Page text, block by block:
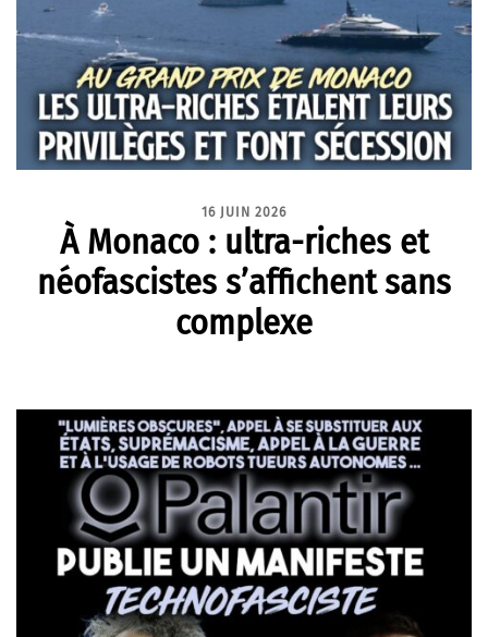
16 JUIN 2026
À Monaco : ultra-riches et
néofascistes s’affichent sans
complexe